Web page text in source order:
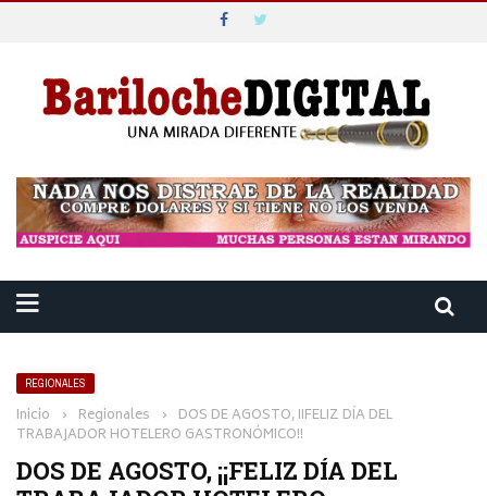
REGIONALES
Inicio › Regionales › DOS DE AGOSTO, ¡¡FELIZ DÍA DEL
TRABAJADOR HOTELERO GASTRONÓMICO!!
DOS DE AGOSTO, ¡¡FELIZ DÍA DEL